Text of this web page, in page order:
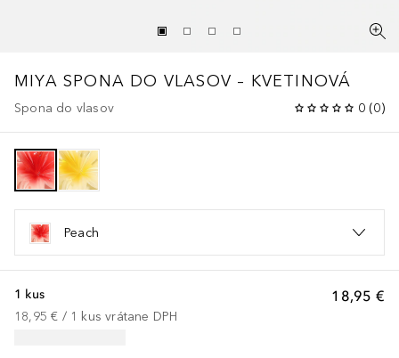
MIYA SPONA DO VLASOV – KVETINOVÁ
Spona do vlasov 0 (0)
Peach
18,95 €
1 kus
18,95 € / 1 kus vrátane DPH